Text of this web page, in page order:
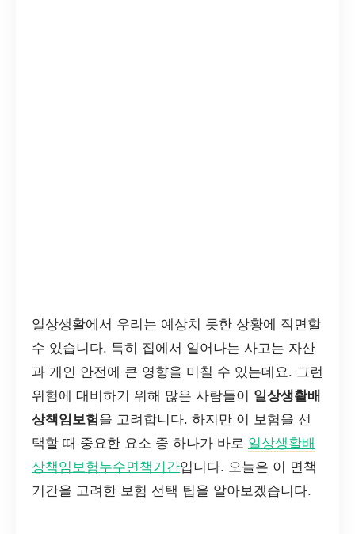
일상생활에서 우리는 예상치 못한 상황에 직면할
수 있습니다. 특히 집에서 일어나는 사고는 자산
과 개인 안전에 큰 영향을 미칠 수 있는데요. 그런
위험에 대비하기 위해 많은 사람들이 일상생활배
상책임보험을 고려합니다. 하지만 이 보험을 선
택할 때 중요한 요소 중 하나가 바로 일상생활배
상책임보험누수면책기간입니다. 오늘은 이 면책
기간을 고려한 보험 선택 팁을 알아보겠습니다.